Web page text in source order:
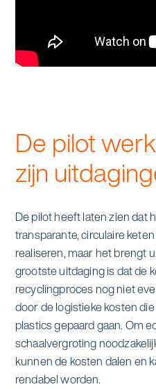
De pilot
zijn
De pilot heeft laten zien dat
transparante, circulaire
realiseren, maar het brengt
grootste uitdaging is dat de
recyclingproces nog niet
door de logistieke kosten
plastics gepaard gaan. Om
schaalvergroting
kunnen de kosten dalen en
rendabel worden.